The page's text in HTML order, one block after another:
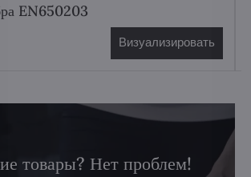
EN650203
Визуализировать
товары? Нет проблем!